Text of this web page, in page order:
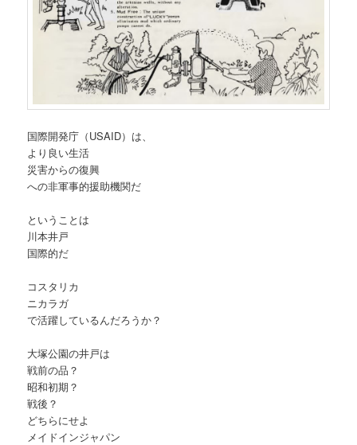
国際開発庁（USAID）は、
より良い生活
災害からの復興
への非軍事的援助機関だ
ということは
川本井戸
国際的だ
コスタリカ
ニカラガ
で活躍しているんだろうか？
大塚公園の井戸は
戦前の品？
昭和初期？
戦後？
どちらにせよ
メイドインジャパン